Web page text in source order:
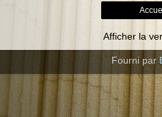
Afficher la
Fourni par